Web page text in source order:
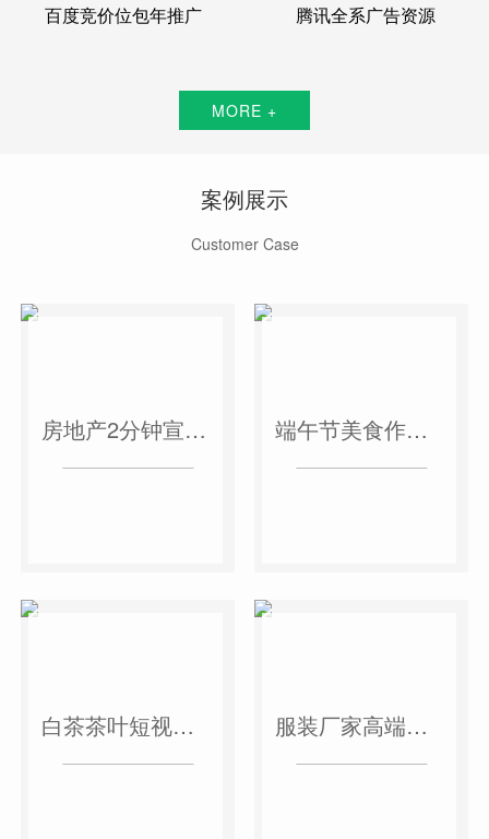
百度竞价位包年推广 腾讯全系广告资源
MORE +
案例展示
Customer Case
房地产2分钟宣传片 端午节美食作品短视频案例
白茶茶叶短视频作品 服装厂家高端短视频作品